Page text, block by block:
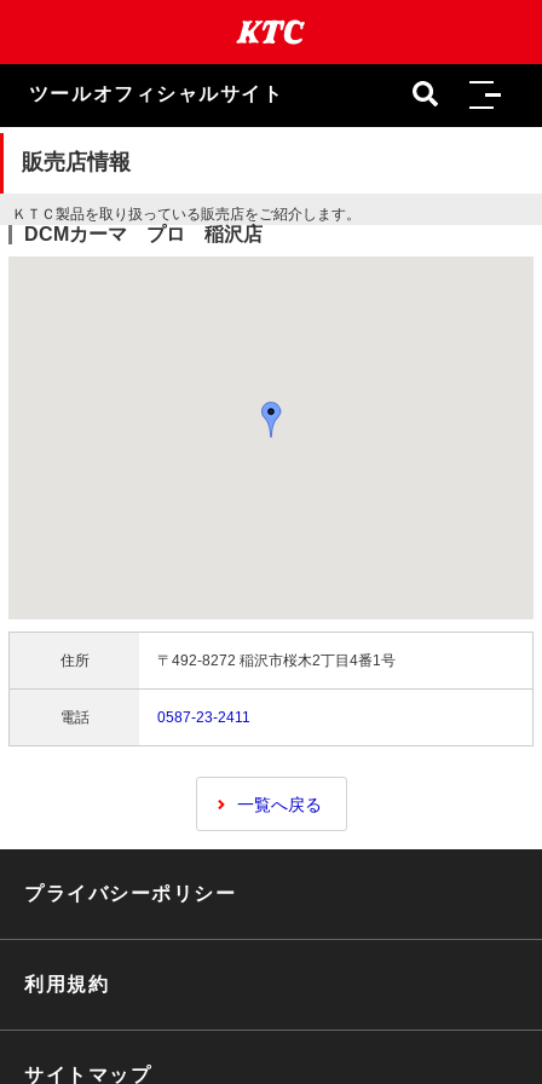
ま
キ
ツールオフィシャルサイト
販売店情報
ＫＴＣ製品を取り扱っている販売店をご紹介します。
DCMカーマ プロ 稲沢店
住所 〒492-8272 稲沢市桜木2丁目4番1号
電話 0587-23-2411
一覧へ戻る
プライバシーポリシー
利用規約
サイトマップ